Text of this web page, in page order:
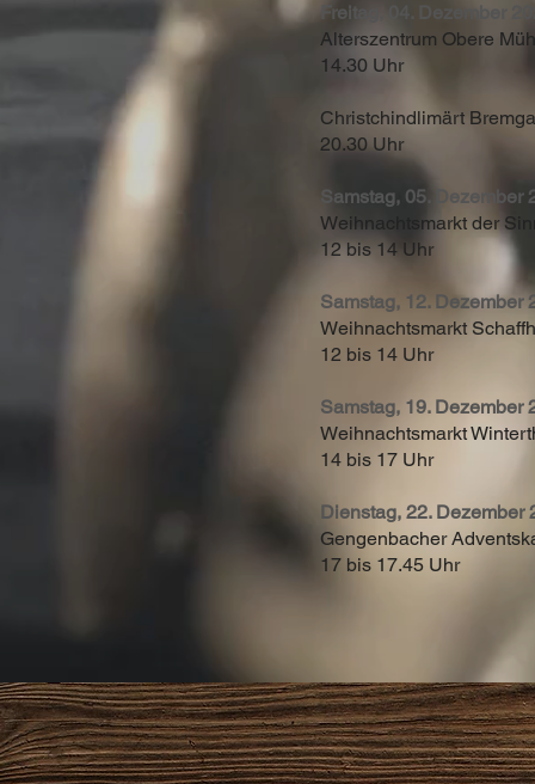
Freitag, 04. Dezember
Alterszentrum Obere
14.30 Uhr
Christchindlimärt
20.30 Uhr
Samstag, 05.
Weihnachtsmarkt der
12 bis 14 Uhr
Samstag, 12.
Weihnachtsmarkt
12 bis 14 Uhr
Samstag, 19.
Weihnachtsmarkt
14 bis 17 Uhr
Dienstag, 22.
Gengenbacher
17 bis 17.45 Uhr